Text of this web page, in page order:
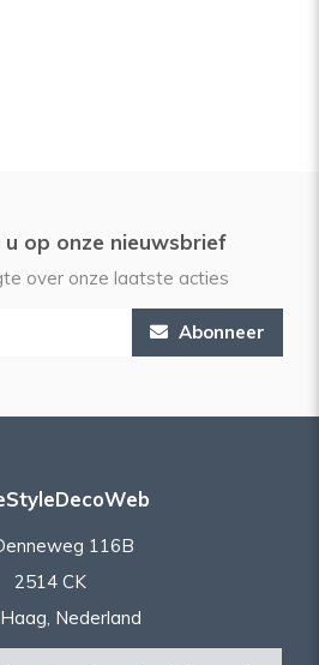
op onze nieuwsbrief
over onze laatste acties
Abonneer
116B
2514 CK
Nederland